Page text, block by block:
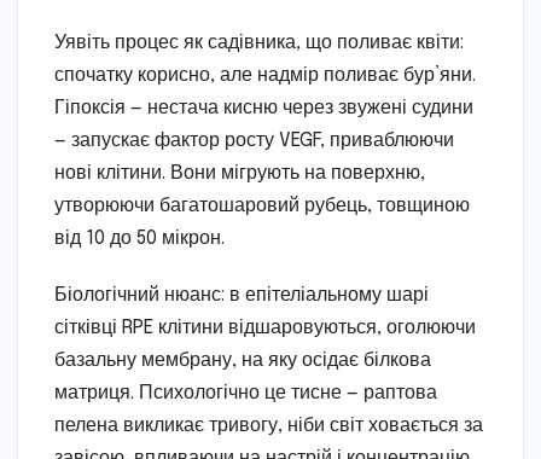
Уявіть процес як садівника, що поливає квіти:
спочатку корисно, але надмір поливає бур’яни.
Гіпоксія — нестача кисню через звужені судини
— запускає фактор росту VEGF, приваблюючи
нові клітини. Вони мігрують на поверхню,
утворюючи багатошаровий рубець, товщиною
від 10 до 50 мікрон.
Біологічний нюанс: в епітеліальному шарі
сітківці RPE клітини відшаровуються, оголюючи
базальну мембрану, на яку осідає білкова
матриця. Психологічно це тисне — раптова
пелена викликає тривогу, ніби світ ховається за